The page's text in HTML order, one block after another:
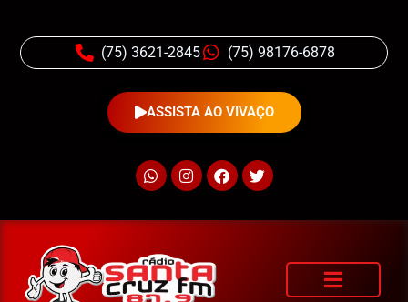
(75) 3621-2845 (75) 98176-6878
ASSISTA AO VIVAÇO